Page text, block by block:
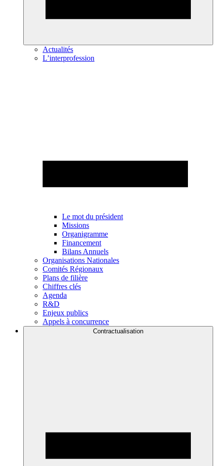
Actualités
L’interprofession
Le mot du président
Missions
Organigramme
Financement
Bilans Annuels
Organisations Nationales
Comités Régionaux
Plans de filière
Chiffres clés
Agenda
R&D
Enjeux publics
Appels à concurrence
Contractualisation